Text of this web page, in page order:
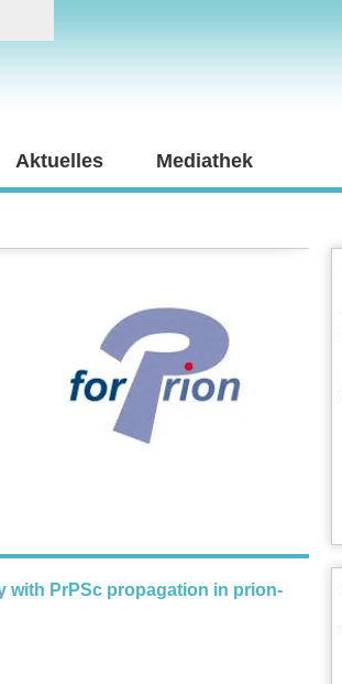
Aktuelles Mediathek
with PrPSc propagation in prion-